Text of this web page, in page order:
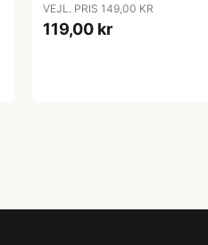
VEJL. PRIS 149,00 KR
119,00 kr